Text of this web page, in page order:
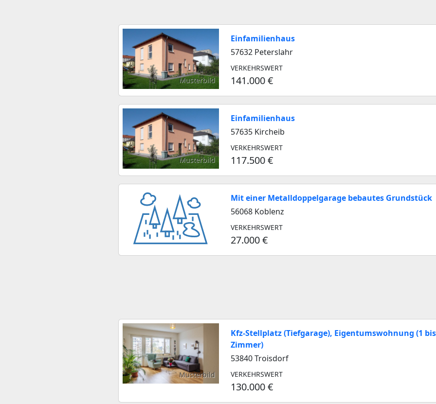
Musterbild
Einfamilienhaus
57632 Peterslahr
VERKEHRSWERT
141.000 €
Musterbild
Einfamilienhaus
57635 Kircheib
VERKEHRSWERT
117.500 €
Mit einer Metalldoppelgarage bebautes Grundstück
56068 Koblenz
VERKEHRSWERT
27.000 €
Musterbild
Kfz-Stellplatz (Tiefgarage), Eigentumswohnung (1
Zimmer)
53840 Troisdorf
VERKEHRSWERT
130.000 €